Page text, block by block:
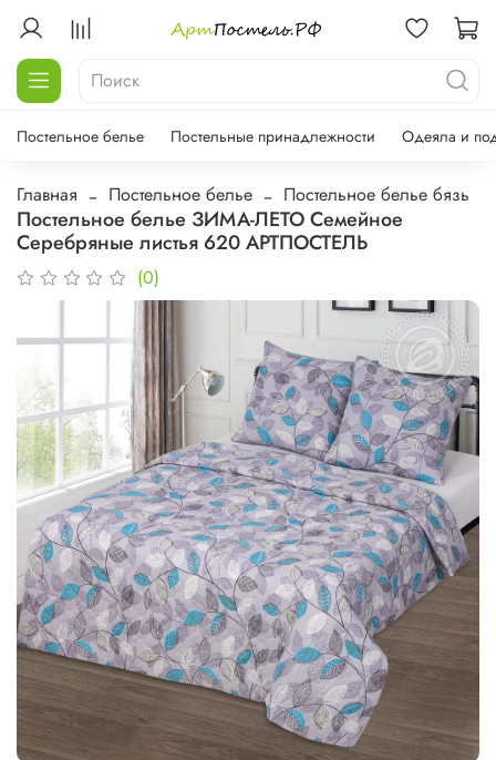
Постельное белье Постельные принадлежности Одеяла и
Главная Постельное белье Постельное белье бязь
Постельное белье ЗИМА-ЛЕТО Семейное
Серебряные листья 620 АРТПОСТЕЛЬ
(0)